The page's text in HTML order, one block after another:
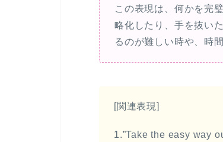
この表現は、何かを完
略化したり、手を抜い
るのが難しい時や、時
[関連表現]
1.”Take the easy way